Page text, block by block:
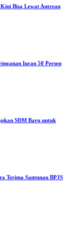
Bisa Lewat Antrean
Iuran 50 Persen
SDM Baru untuk
Terima Santunan BPJS